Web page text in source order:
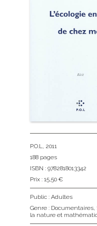
P.O.L, 2011
188 pages
ISBN : 9782818013342
Prix : 15,50 €
Public : Adultes
Genre : Documentaires,
la nature et